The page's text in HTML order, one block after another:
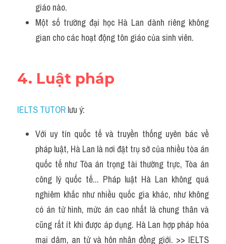
giáo nào.
Một số trường đại học Hà Lan dành riêng không
gian cho các hoạt động tôn giáo của sinh viên.
4. Luật pháp
IELTS TUTOR lưu ý:
Với uy tín quốc tế và truyền thống uyên bác về
pháp luật, Hà Lan là nơi đặt trụ sở của nhiều tòa án
quốc tế như Tòa án trọng tài thường trực, Tòa án
công lý quốc tế... Pháp luật Hà Lan không quá
nghiêm khắc như nhiều quốc gia khác, như không
có án tử hình, mức án cao nhất là chung thân và
cũng rất ít khi được áp dụng. Hà Lan hợp pháp hóa
mại dâm, an tử và hôn nhân đồng giới. >> IELTS